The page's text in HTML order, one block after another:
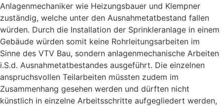
Anlagenmechaniker wie Heizungsbauer und Klempner
zuständig, welche unter den Ausnahmetatbestand fallen
würden. Durch die Installation der Sprinkleranlage in einem
Gebäude würden somit keine Rohrleitungsarbeiten im
Sinne des VTV Bau, sondern anlagenmechanische Arbeiten
i.S.d. Ausnahmetatbestandes ausgeführt. Die einzelnen
anspruchsvollen Teilarbeiten müssten zudem im
Zusammenhang gesehen werden und dürften nicht
künstlich in einzelne Arbeitsschritte aufgegliedert werden,